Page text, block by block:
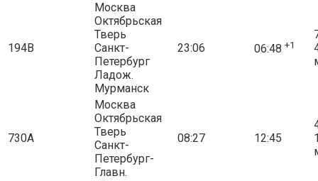
194В
Москва
Октябрьская
Тверь
Санкт-
Петербург
Ладож.
Мурманск
23:06 06:48 +1
730А
Москва
Октябрьская
Тверь
Санкт-
Петербург-
Главн.
08:27 12:45